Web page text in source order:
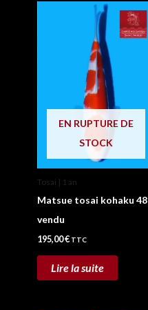
EN RUPTURE DE
STOCK
Tosai | 1 an
Matsue tosai kohaku 48
vendu
195,00€ TTC
Lire la suite